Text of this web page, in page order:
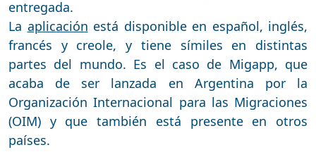
entregada.
La aplicación está disponible en español, inglés,
francés y creole, y tiene símiles en distintas
partes del mundo. Es el caso de Migapp, que
acaba de ser lanzada en Argentina por la
Organización Internacional para las Migraciones
(OIM) y que también está presente en otros
países.